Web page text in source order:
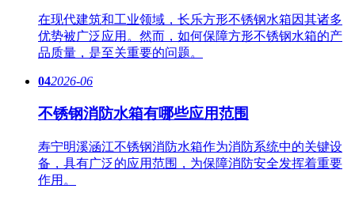
在现代建筑和工业领域，长乐方形不锈钢水箱因其诸多
优势被广泛应用。然而，如何保障方形不锈钢水箱的产
品质量，是至关重要的问题。
042026-06
不锈钢消防水箱有哪些应用范围
寿宁明溪涵江不锈钢消防水箱作为消防系统中的关键设
备，具有广泛的应用范围，为保障消防安全发挥着重要
作用。